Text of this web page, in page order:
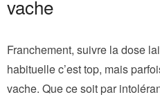
vache
Franchement, suivre la dose
habituelle c’est top, mais
vache. Que ce soit par